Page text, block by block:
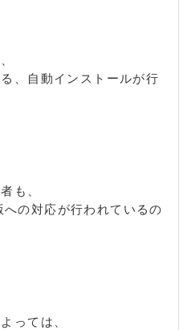
、自動インストールが行
も、
の対応が行われているの
っては、